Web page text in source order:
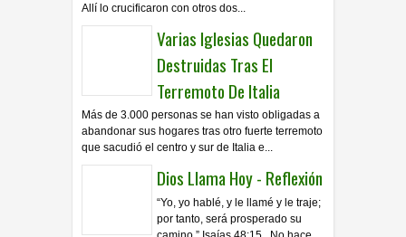
Allí lo crucificaron con otros dos...
Varias Iglesias Quedaron
Destruidas Tras El
Terremoto De Italia
Más de 3.000 personas se han visto obligadas a
abandonar sus hogares tras otro fuerte terremoto
que sacudió el centro y sur de Italia e...
Dios Llama Hoy - Reflexión
“Yo, yo hablé, y le llamé y le traje;
por tanto, será prosperado su